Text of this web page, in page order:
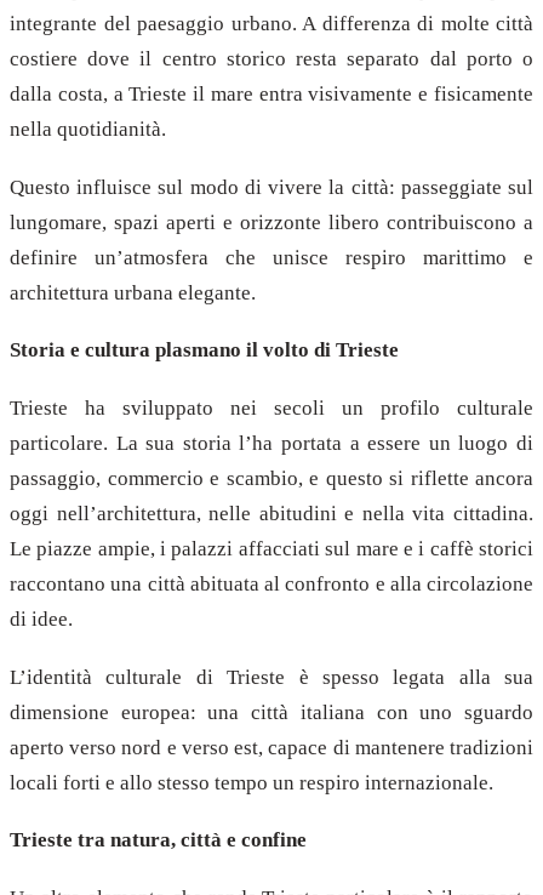
integrante del paesaggio urbano. A differenza di molte città
costiere dove il centro storico resta separato dal porto o
dalla costa, a Trieste il mare entra visivamente e fisicamente
nella quotidianità.
Questo influisce sul modo di vivere la città: passeggiate sul
lungomare, spazi aperti e orizzonte libero contribuiscono a
definire un’atmosfera che unisce respiro marittimo e
architettura urbana elegante.
Storia e cultura plasmano il volto di Trieste
Trieste ha sviluppato nei secoli un profilo culturale
particolare. La sua storia l’ha portata a essere un luogo di
passaggio, commercio e scambio, e questo si riflette ancora
oggi nell’architettura, nelle abitudini e nella vita cittadina.
Le piazze ampie, i palazzi affacciati sul mare e i caffè storici
raccontano una città abituata al confronto e alla circolazione
di idee.
L’identità culturale di Trieste è spesso legata alla sua
dimensione europea: una città italiana con uno sguardo
aperto verso nord e verso est, capace di mantenere tradizioni
locali forti e allo stesso tempo un respiro internazionale.
Trieste tra natura, città e confine